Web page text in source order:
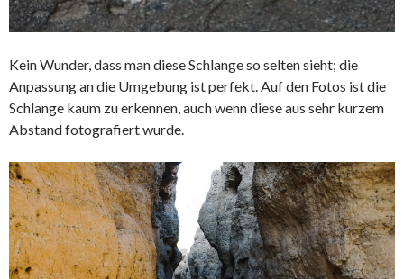
Kein Wunder, dass man diese Schlange so selten sieht; die
Anpassung an die Umgebung ist perfekt. Auf den Fotos ist die
Schlange kaum zu erkennen, auch wenn diese aus sehr kurzem
Abstand fotografiert wurde.